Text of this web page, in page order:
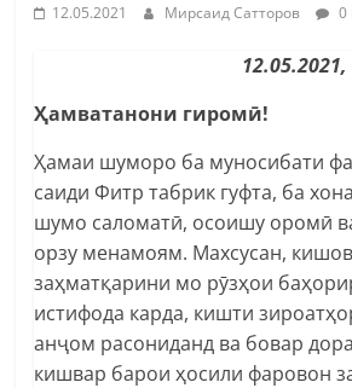
12.05.2021 Мирсаид Сатторов 0
Ҳамватанони гиромӣ!
Ҳамаи шуморо ба муносибати
саиди Фитр табрик гуфта, ба
шумо саломатӣ, осоишу оромӣ
орзу менамоям. Махсусан,
заҳматқарини мо рӯзҳои
истифода карда, кишти
анҷом расониданд ва бовар
кишвар барои ҳосили фаровон